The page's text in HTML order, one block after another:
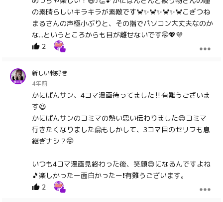
の素晴らしいキラキラが素敵です🦀✨🦀✨🦀✨🦀こぎつね
まるさんの声極小ぶりと、その指でパソコン大丈夫なのか
な…というところからも目が離せないです🤭💖💜
2
新しい物好き
4年前
かにぱんサン、4コマ漫画待ってました‼️有難うございま
す😆
かにぱんサンのコミマの熱い思い伝わりました😊コミマ
行きたくなりました🤗もしかして、3コマ目のセリフも息
継ぎナシ？🤭
いつも4コマ漫画見終わった後、笑顔😊になるんですよね
🎵楽しかったー面白かったー❗有難うございます。
2